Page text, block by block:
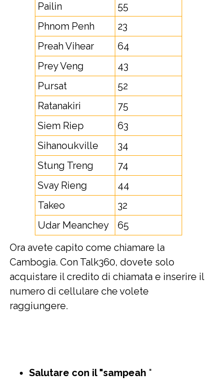
Pailin
55
Phnom Penh
23
Preah Vihear
64
Prey Veng
43
Pursat
52
Ratanakiri
75
Siem Riep
63
Sihanoukville
34
Stung Treng
74
Svay Rieng
44
Takeo
32
Udar Meanchey
65
Ora avete capito come chiamare la
Cambogia. Con Talk360, dovete solo
acquistare il credito di chiamata e inserire il
numero di cellulare che volete
raggiungere.
Salutare con il "sampeah "